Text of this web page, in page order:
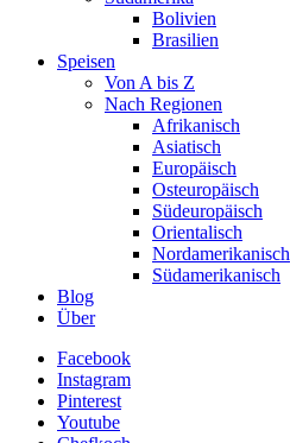
Bolivien
Brasilien
Speisen
Von A bis Z
Nach Regionen
Afrikanisch
Asiatisch
Europäisch
Osteuropäisch
Südeuropäisch
Orientalisch
Nordamerikanisch
Südamerikanisch
Blog
Über
Facebook
Instagram
Pinterest
Youtube